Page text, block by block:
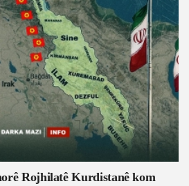
Rojhilatê Kurdistanê kom